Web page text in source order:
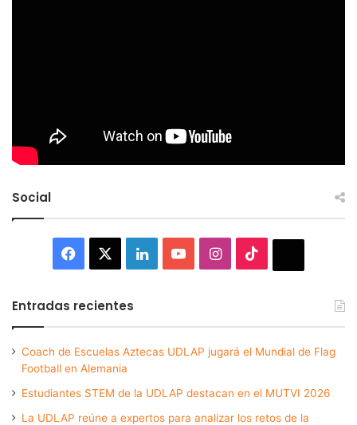
Social
Facebook LinkedInYouTubeInstagram
Entradas recientes
Coach de Escuelas Aztecas UDLAP jugará el Mundial de Flag
Football en Alemania
Estudiantes STEM de la UDLAP destacan en el MUTVI 2026
La UDLAP reúne a expertos para analizar los retos de la